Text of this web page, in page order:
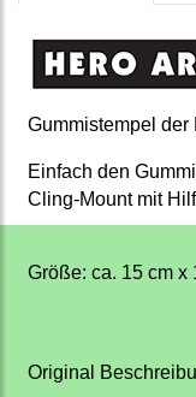
Gummistempel der
Einfach den
Cling-Mount mit
Größe: ca. 15 cm x
Original